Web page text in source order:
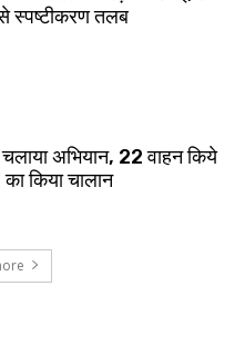
स्पष्टीकरण तलब
अभियान, 22 वाहन किये
किया चालान